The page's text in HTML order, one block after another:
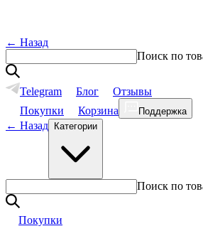
← Назад
Поиск по
Telegram Блог
Отзывы
Покупки
Корзина Поддержка
← Назад Категории
Поиск по
Покупки